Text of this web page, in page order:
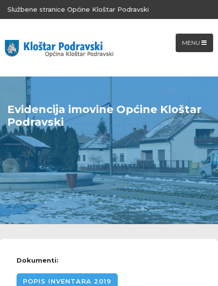
Službene stranice Općine Kloštar Podravski
MENU
Evidencija imovine Općine Kloštar
Podravski
Dokumenti:
POPIS INVENTARA 2019